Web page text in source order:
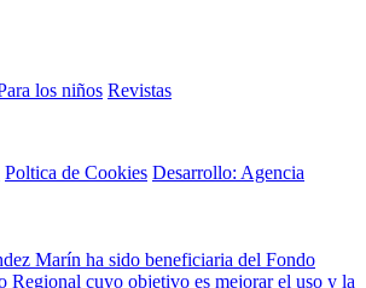
los niños Revistas
Poltica de Cookies Desarrollo: Agencia
Marín ha sido beneficiaria del Fondo
Regional cuyo objetivo es mejorar el uso y la